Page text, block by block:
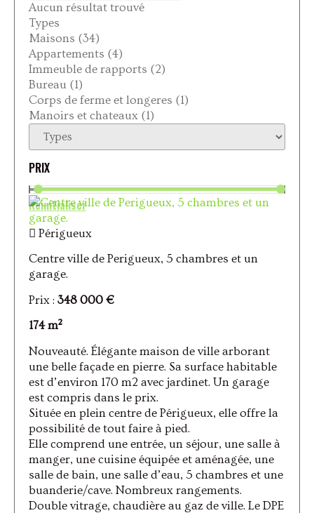
Aucun résultat trouvé
Types
Maisons (34)
Appartements (4)
Immeuble de rapports (2)
Bureau (1)
Corps de ferme et longeres (1)
Manoirs et chateaux (1)
Périgueux
Centre ville de Perigueux, 5 chambres et un
garage.
Prix : 348 000 €
174 m²
Nouveauté. Élégante maison de ville arborant
une belle façade en pierre. Sa surface habitable
est d’environ 170 m2 avec jardinet. Un garage
est compris dans le prix.
Située en plein centre de Périgueux, elle offre la
possibilité de tout faire à pied.
Elle comprend une entrée, un séjour, une salle à
manger, une cuisine équipée et aménagée, une
salle de bain, une salle d’eau, 5 chambres et une
buanderie/cave. Nombreux rangements.
Double vitrage, chaudière au gaz de ville. Le DPE